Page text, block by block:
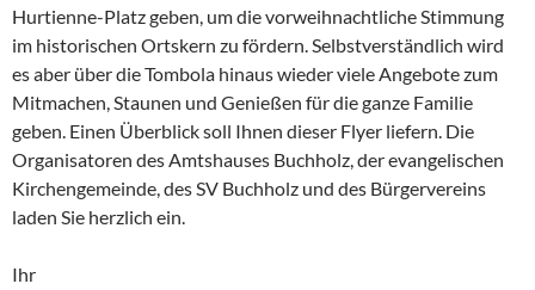
Hurtienne-Platz geben, um die vorweihnachtliche Stimmung
im historischen Ortskern zu fördern. Selbstverständlich wird
es aber über die Tombola hinaus wieder viele Angebote zum
Mitmachen, Staunen und Genießen für die ganze Familie
geben. Einen Überblick soll Ihnen dieser Flyer liefern. Die
Organisatoren des Amtshauses Buchholz, der evangelischen
Kirchengemeinde, des SV Buchholz und des Bürgervereins
laden Sie herzlich ein.
Ihr